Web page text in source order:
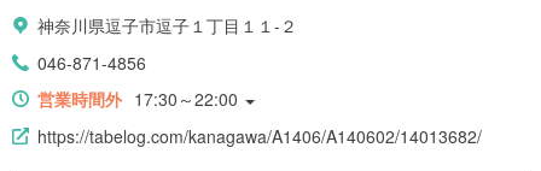
神奈川県逗子市逗子１丁目１１-２
046-871-4856
営業時間外 17:30～22:00
https://tabelog.com/kanagawa/A1406/A140602/14013682/